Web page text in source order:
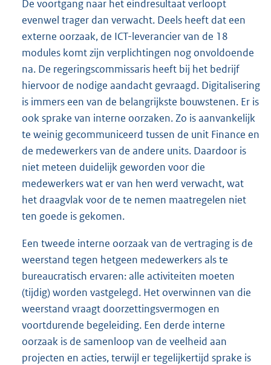
De voortgang naar het eindresultaat verloopt
evenwel trager dan verwacht. Deels heeft dat een
externe oorzaak, de ICT-leverancier van de 18
modules komt zijn verplichtingen nog onvoldoende
na. De regeringscommissaris heeft bij het bedrijf
hiervoor de nodige aandacht gevraagd. Digitalisering
is immers een van de belangrijkste bouwstenen. Er is
ook sprake van interne oorzaken. Zo is aanvankelijk
te weinig gecommuniceerd tussen de unit Finance en
de medewerkers van de andere units. Daardoor is
niet meteen duidelijk geworden voor die
medewerkers wat er van hen werd verwacht, wat
het draagvlak voor de te nemen maatregelen niet
ten goede is gekomen.
Een tweede interne oorzaak van de vertraging is de
weerstand tegen hetgeen medewerkers als te
bureaucratisch ervaren: alle activiteiten moeten
(tijdig) worden vastgelegd. Het overwinnen van die
weerstand vraagt doorzettingsvermogen en
voortdurende begeleiding. Een derde interne
oorzaak is de samenloop van de veelheid aan
projecten en acties, terwijl er tegelijkertijd sprake is